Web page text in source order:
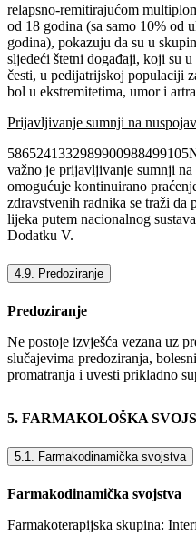
relapsno-remitirajućom
od 18 godina (sa samo 10% od
godina), pokazuju da su u
sljedeći štetni događaji, koji su
česti, u pedijatrijskoj populaciji
bol u ekstremitetima, umor i
Prijavljivanje sumnji na
važno je prijavljivanje sumnji na
omogućuje kontinuirano
zdravstvenih radnika se traži da
lijeka putem nacionalnog
Dodatku V.
4.9. Predoziranje
Predoziranje
Ne postoje izvješća vezana uz
slučajevima predoziranja,
promatranja i uvesti prikladno
5. FARMAKOLOŠKA
5.1. Farmakodinamička svojstva
Farmakodinamička svojstva
Farmakoterapijska skupina: